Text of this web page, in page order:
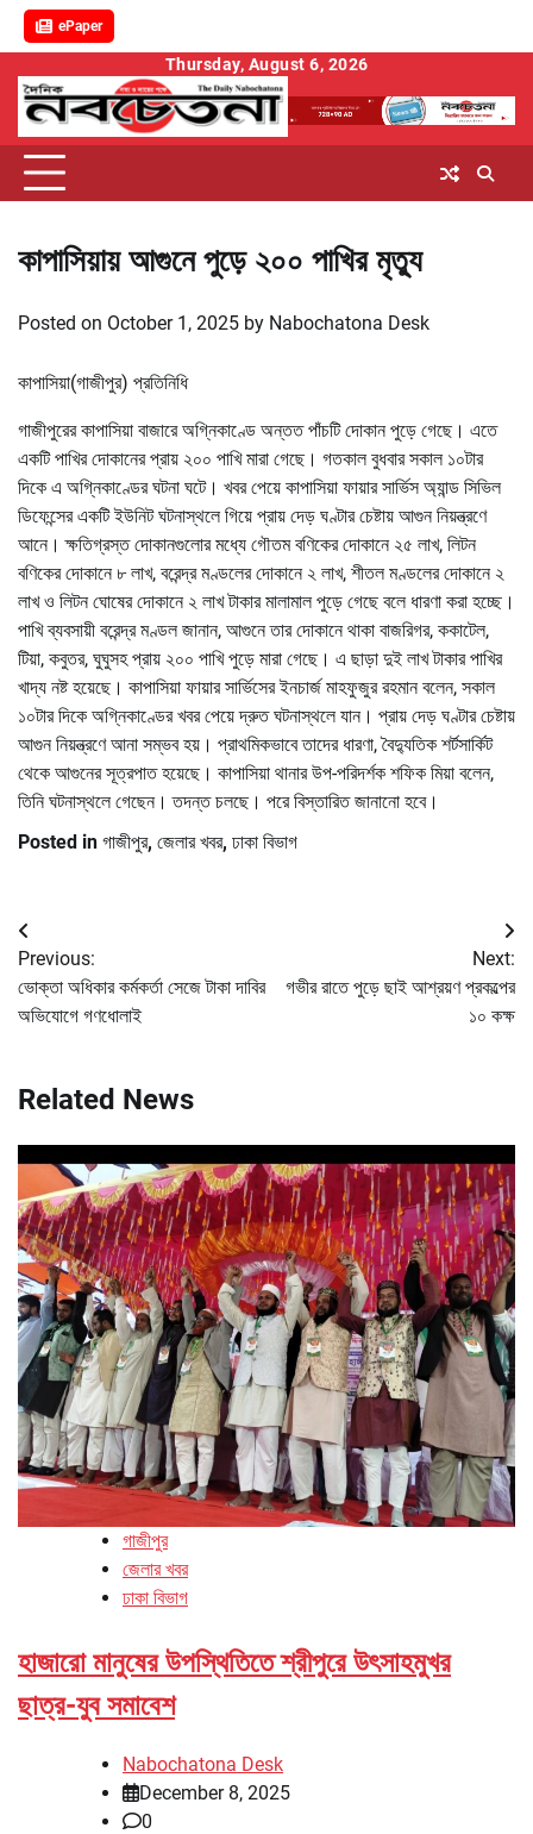
ePaper
content
Thursday, August 6, 2026
কাপাসিয়ায় আগুনে পুড়ে ২০০ পাখির মৃত্যু
Posted on October 1, 2025 by Nabochatona Desk
কাপাসিয়া(গাজীপুর) প্রতিনিধি
গাজীপুরের কাপাসিয়া বাজারে অগ্নিকাণ্ডে অন্তত পাঁচটি দোকান পুড়ে গেছে। এতে
একটি পাখির দোকানের প্রায় ২০০ পাখি মারা গেছে। গতকাল বুধবার সকাল ১০টার
দিকে এ অগ্নিকাণ্ডের ঘটনা ঘটে। খবর পেয়ে কাপাসিয়া ফায়ার সার্ভিস অ্যান্ড সিভিল
ডিফেন্সের একটি ইউনিট ঘটনাস্থলে গিয়ে প্রায় দেড় ঘণ্টার চেষ্টায় আগুন নিয়ন্ত্রণে
আনে। ক্ষতিগ্রস্ত দোকানগুলোর মধ্যে গৌতম বণিকের দোকানে ২৫ লাখ, লিটন
বণিকের দোকানে ৮ লাখ, বরেন্দ্র মণ্ডলের দোকানে ২ লাখ, শীতল মণ্ডলের দোকানে ২
লাখ ও লিটন ঘোষের দোকানে ২ লাখ টাকার মালামাল পুড়ে গেছে বলে ধারণা করা হচ্ছে।
পাখি ব্যবসায়ী বরেন্দ্র মণ্ডল জানান, আগুনে তার দোকানে থাকা বাজরিগর, ককাটেল,
টিয়া, কবুতর, ঘুঘুসহ প্রায় ২০০ পাখি পুড়ে মারা গেছে। এ ছাড়া দুই লাখ টাকার পাখির
খাদ্য নষ্ট হয়েছে। কাপাসিয়া ফায়ার সার্ভিসের ইনচার্জ মাহফুজুর রহমান বলেন, সকাল
১০টার দিকে অগ্নিকাণ্ডের খবর পেয়ে দ্রুত ঘটনাস্থলে যান। প্রায় দেড় ঘণ্টার চেষ্টায়
আগুন নিয়ন্ত্রণে আনা সম্ভব হয়। প্রাথমিকভাবে তাদের ধারণা, বৈদ্যুতিক শর্টসার্কিট
থেকে আগুনের সূত্রপাত হয়েছে। কাপাসিয়া থানার উপ-পরিদর্শক শফিক মিয়া বলেন,
তিনি ঘটনাস্থলে গেছেন। তদন্ত চলছে। পরে বিস্তারিত জানানো হবে।
Posted in গাজীপুর, জেলার খবর, ঢাকা বিভাগ
Post
navigation
Previous:
ভোক্তা অধিকার কর্মকর্তা সেজে টাকা দাবির
অভিযোগে গণধোলাই
Next:
গভীর রাতে পুড়ে ছাই আশ্রয়ণ প্রকল্পের
১০ কক্ষ
Related News
গাজীপুর
জেলার খবর
ঢাকা বিভাগ
হাজারো মানুষের উপস্থিতিতে শ্রীপুরে উৎসাহমুখর
ছাত্র-যুব সমাবেশ
Nabochatona Desk
December 8, 2025
0